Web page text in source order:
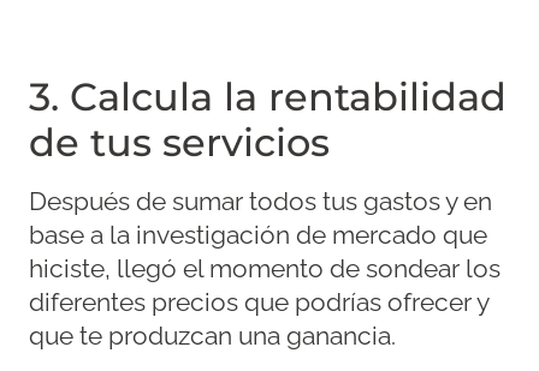
3. Calcula la rentabilidad
de tus servicios
Después de sumar todos tus gastos y en
base a la investigación de mercado que
hiciste, llegó el momento de sondear los
diferentes precios que podrías ofrecer y
que te produzcan una ganancia.